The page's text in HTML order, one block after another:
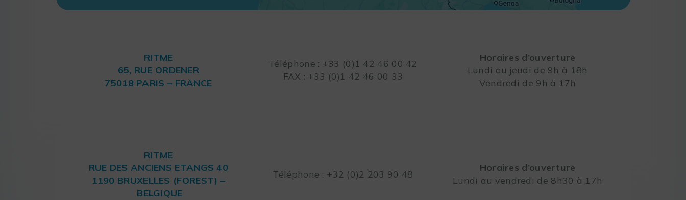
RITME
65, RUE ORDENER
75018 PARIS – FRANCE
Téléphone : +33 (0)1 42 46 00 42
FAX : +33 (0)1 42 46 00 33
Horaires d’ouverture
Lundi au jeudi de 9h à 18h
Vendredi de 9h à 17h
RITME
RUE DES ANCIENS ETANGS 40
1190 BRUXELLES (FOREST) –
BELGIQUE
Téléphone : +32 (0)2 203 90 48
Horaires d’ouverture
Lundi au vendredi de 8h30 à 17h